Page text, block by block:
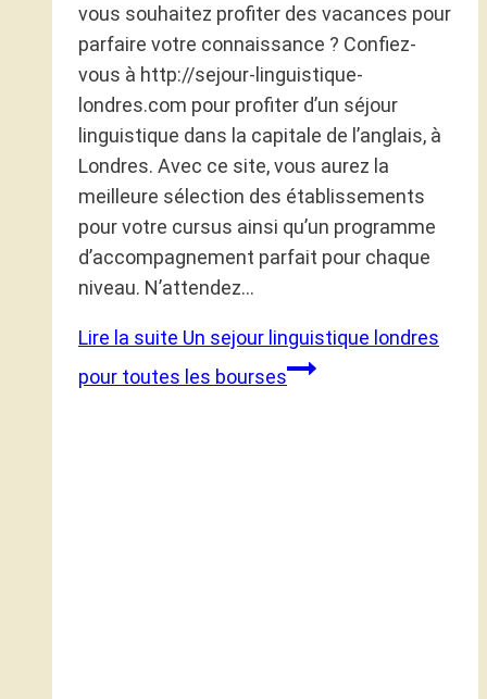
vous souhaitez profiter des vacances pour
parfaire votre connaissance ? Confiez-
vous à http://sejour-linguistique-
londres.com pour profiter d’un séjour
linguistique dans la capitale de l’anglais, à
Londres. Avec ce site, vous aurez la
meilleure sélection des établissements
pour votre cursus ainsi qu’un programme
d’accompagnement parfait pour chaque
niveau. N’attendez…
Lire la suite Un sejour linguistique londres
pour toutes les bourses